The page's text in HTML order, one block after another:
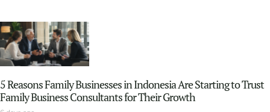
5 Reasons Family Businesses in Indonesia Are Starting to Trust
Family Business Consultants for Their Growth